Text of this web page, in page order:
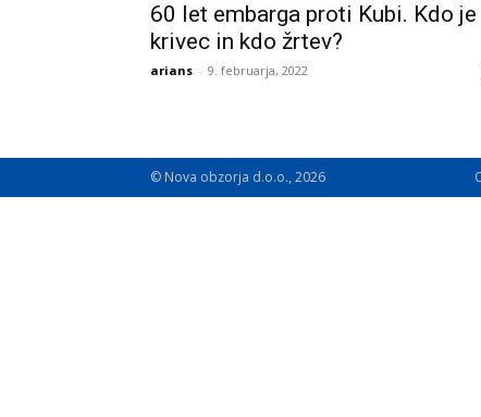
60 let embarga proti Kubi. Kdo je
krivec in kdo žrtev?
arians - 9. februarja, 2022
© Nova obzorja d.o.o., 2026